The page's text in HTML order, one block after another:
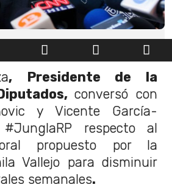
, Presidente de la
conversó con
y Vicente García-
respecto al
propuesto por la
Vallejo para disminuir
semanales.